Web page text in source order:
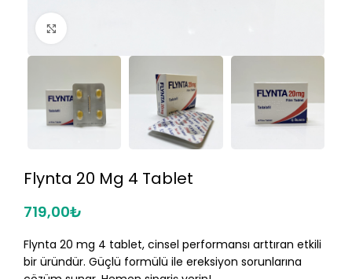
Flynta 20 Mg 4 Tablet
719,00₺
Flynta 20 mg 4 tablet, cinsel performansı arttıran etkili
bir üründür. Güçlü formülü ile ereksiyon sorunlarına